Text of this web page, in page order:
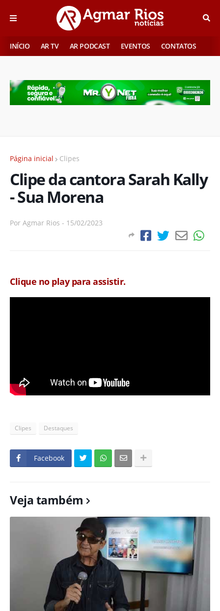
INÍCIO AR TV AR PODCAST EVENTOS CONTATOS
Página inicial Clipes
Clipe da cantora Sarah Kally
- Sua Morena
Por Agmar Rios - 15/02/2023
Clique no play para assistir.
Clipes Destaques
Facebook
Veja também